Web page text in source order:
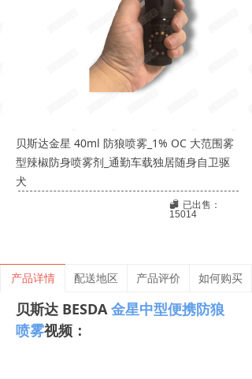
贝斯达金星 40ml 防狼喷雾_1% OC 大范围雾
型辣椒防身喷雾剂_通勤车载独居随身自卫驱
犬
产品详情 配送地区 产品评价 如何购买
贝斯达 BESDA金星中型便携防狼
喷雾视频：
뀂 已出售：
15014